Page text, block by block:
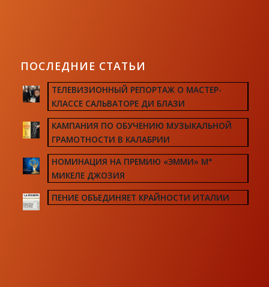
ПОСЛЕДНИЕ СТАТЬИ
ТЕЛЕВИЗИОННЫЙ РЕПОРТАЖ О МАСТЕР-
КЛАССЕ САЛЬВАТОРЕ ДИ БЛАЗИ
КАМПАНИЯ ПО ОБУЧЕНИЮ МУЗЫКАЛЬНОЙ
ГРАМОТНОСТИ В КАЛАБРИИ
НОМИНАЦИЯ НА ПРЕМИЮ «ЭММИ» М°
МИКЕЛЕ ДЖОЗИЯ
ПЕНИЕ ОБЪЕДИНЯЕТ КРАЙНОСТИ ИТАЛИИ